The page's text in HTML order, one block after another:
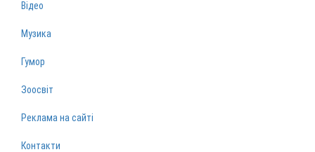
Відео
Музика
Гумор
Зоосвіт
Реклама на сайті
Контакти